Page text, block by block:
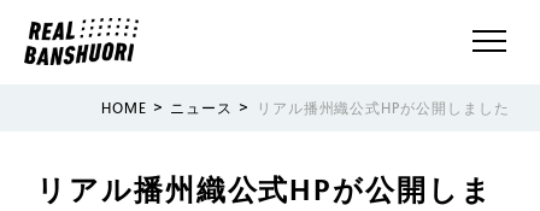
HOME > ニュース > リアル播州織公式HPが公開しました
リアル播州織公式HPが公開しま